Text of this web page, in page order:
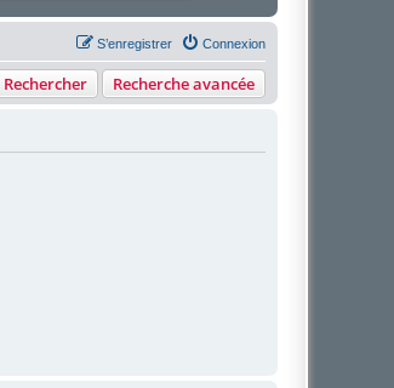
Connexion
S’enregistrer
Rechercher Recherche avancée